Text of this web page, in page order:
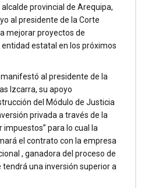
provincial de Arequipa,
al presidente de la Corte
mejorar proyectos de
estatal en los próximos
al presidente de la
Izcarra, su apoyo
del Módulo de Justicia
privada a través de la
impuestos” para lo cual la
el contrato con la empresa
, ganadora del proceso de
tendrá una inversión superior a